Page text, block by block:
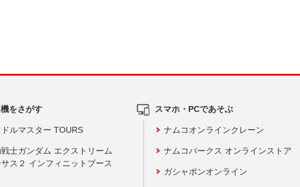
をさがす
ルマスター TOURS
士ガンダム エクストリーム
ス２ インフィニットブース
スマホ・PCであそぶ
ナムコオンラインクレーン
ナムコパークス オンラインストア
ガシャポンオンライン